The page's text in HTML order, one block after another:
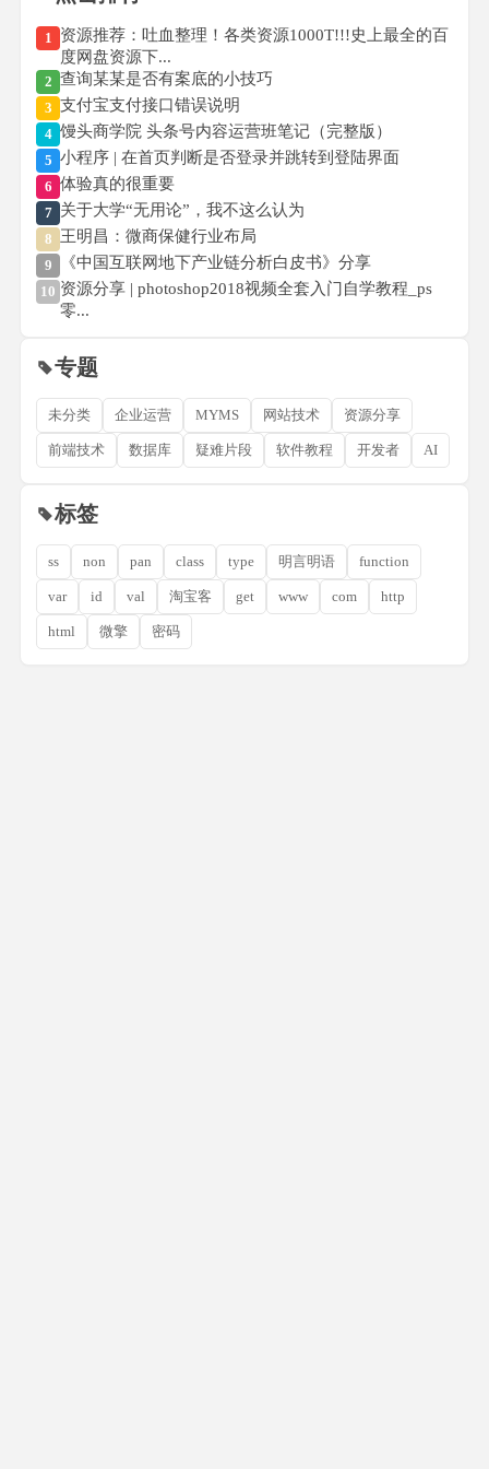
1 资源推荐：吐血整理！各类资源1000T!!!史上最全的百
度网盘资源下...
2 查询某某是否有案底的小技巧
3 支付宝支付接口错误说明
4 馒头商学院 头条号内容运营班笔记（完整版）
5 小程序 | 在首页判断是否登录并跳转到登陆界面
6 体验真的很重要
7 关于大学“无用论”，我不这么认为
8 王明昌：微商保健行业布局
9 《中国互联网地下产业链分析白皮书》分享
10 资源分享 | photoshop2018视频全套入门自学教程_ps
零...
专题
未分类 企业运营 MYMS 网站技术 资源分享
前端技术 数据库 疑难片段 软件教程 开发者 AI
标签
ss non pan class type 明言明语 function
var id val 淘宝客 get www com http
html 微擎 密码